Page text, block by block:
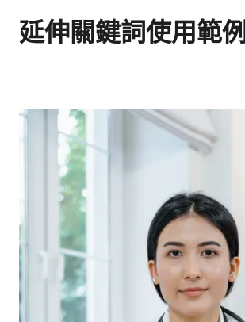
延伸關鍵詞使用範例